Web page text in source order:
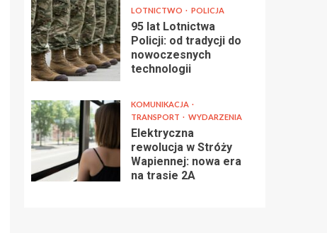
LOTNICTWO POLICJA
95 lat Lotnictwa
Policji: od tradycji do
nowoczesnych
technologii
KOMUNIKACJA
TRANSPORT
WYDARZENIA
Elektryczna
rewolucja w Stróży
Wapiennej: nowa era
na trasie 2A